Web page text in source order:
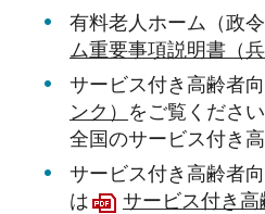
有料老人ホーム（政
ム重要事項説明書（
サービス付き高齢者
ンク） をご覧ください
全国のサービス付き
サービス付き高齢者
は
サービス付き高